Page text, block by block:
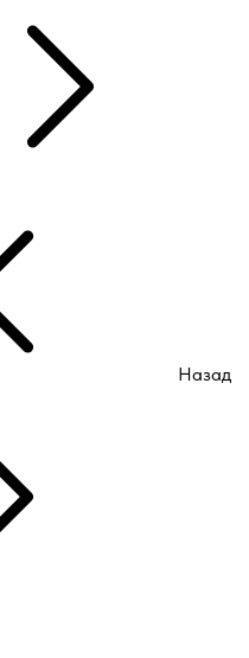
Назад